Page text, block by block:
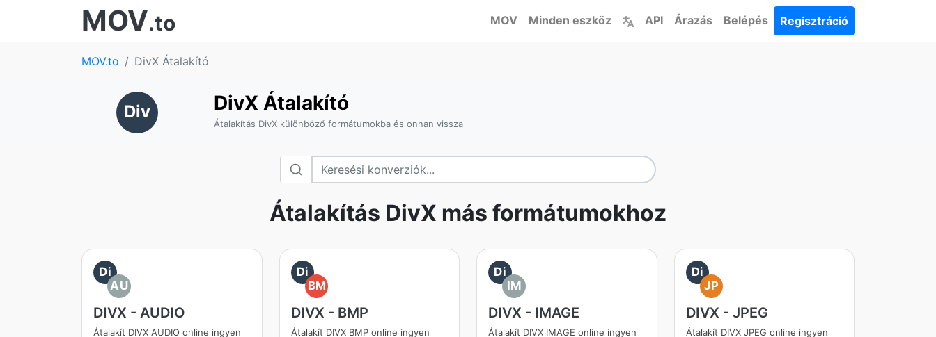
MOV.to MOV Minden eszköz API Árazás Belépés Regisztráció
MOV.to DivX Átalakító
Div DivX Átalakító
Átalakítás DivX különböző formátumokba és onnan vissza
Átalakítás DivX más formátumokhoz
Di
AU
DIVX - AUDIO
Átalakít DIVX AUDIO online ingyen
Di
BM
DIVX - BMP
Átalakít DIVX BMP online ingyen
Di
IM
DIVX - IMAGE
Átalakít DIVX IMAGE online ingyen
Di
JP
DIVX - JPEG
Átalakít DIVX JPEG online ingyen